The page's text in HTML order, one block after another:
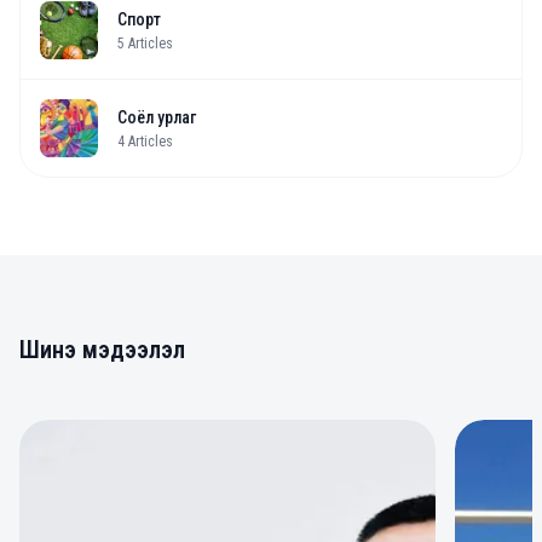
Спорт
5 Articles
Соёл урлаг
4 Articles
Шинэ мэдээлэл